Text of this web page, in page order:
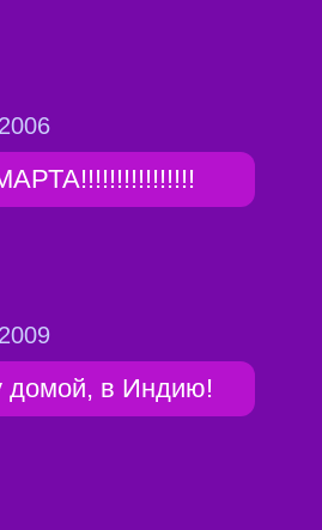
домой, в Индию!